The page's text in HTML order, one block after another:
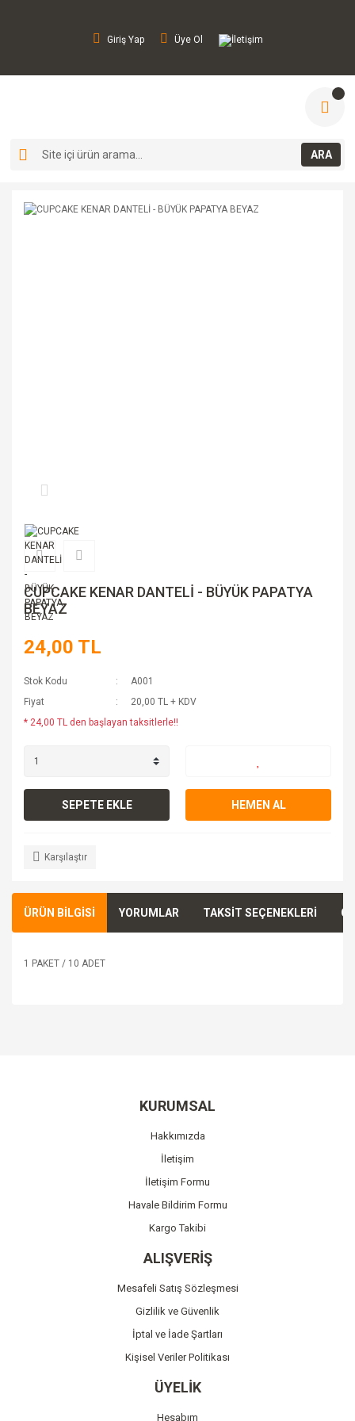
Giriş Yap Üye Ol İletişim
ARA
CUPCAKE KENAR DANTELİ - BÜYÜK PAPATYA
BEYAZ
24,00 TL
Stok Kodu
A001
Fiyat
20,00 TL + KDV
* 24,00 TL den başlayan taksitlerle!!
SEPETE EKLE HEMEN AL
Karşılaştır
ÜRÜN BİLGİSİ YORUMLAR TAKSİT SEÇENEKLERİ
1 PAKET / 10 ADET
Ürün bilgilerinde hatalar bulunuyor.
Ürün fiyatı diğer sitelerden daha pahalı.
Bu ürüne benzer farklı alternatifler olmalı.
Gönder
KURUMSAL
Hakkımızda
İletişim
İletişim Formu
Havale Bildirim Formu
Kargo Takibi
ALIŞVERİŞ
Mesafeli Satış Sözleşmesi
Gizlilik ve Güvenlik
İptal ve İade Şartları
Kişisel Veriler Politikası
ÜYELİK
Hesabım